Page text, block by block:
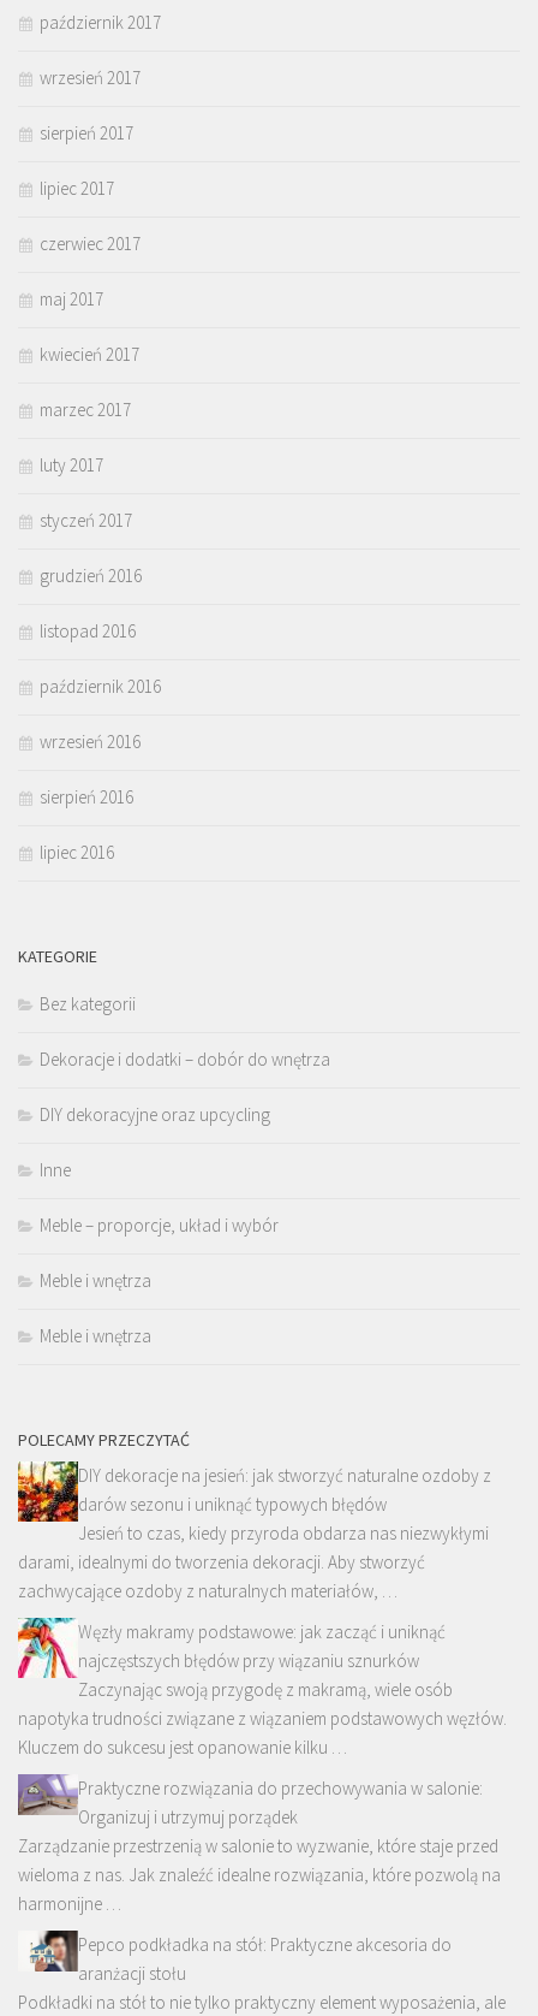
październik 2017
wrzesień 2017
sierpień 2017
lipiec 2017
czerwiec 2017
maj 2017
kwiecień 2017
marzec 2017
luty 2017
styczeń 2017
grudzień 2016
listopad 2016
październik 2016
wrzesień 2016
sierpień 2016
lipiec 2016
KATEGORIE
Bez kategorii
Dekoracje i dodatki – dobór do wnętrza
DIY dekoracyjne oraz upcycling
Inne
Meble – proporcje, układ i wybór
Meble i wnętrza
Meble i wnętrza
POLECAMY PRZECZYTAĆ
DIY dekoracje na jesień: jak stworzyć naturalne ozdoby z
darów sezonu i uniknąć typowych błędów
Jesień to czas, kiedy przyroda obdarza nas niezwykłymi
darami, idealnymi do tworzenia dekoracji. Aby stworzyć
zachwycające ozdoby z naturalnych materiałów, …
Węzły makramy podstawowe: jak zacząć i uniknąć
najczęstszych błędów przy wiązaniu sznurków
Zaczynając swoją przygodę z makramą, wiele osób
napotyka trudności związane z wiązaniem podstawowych węzłów.
Kluczem do sukcesu jest opanowanie kilku …
Praktyczne rozwiązania do przechowywania w salonie:
Organizuj i utrzymuj porządek
Zarządzanie przestrzenią w salonie to wyzwanie, które staje przed
wieloma z nas. Jak znaleźć idealne rozwiązania, które pozwolą na
harmonijne …
Pepco podkładka na stół: Praktyczne akcesoria do
aranżacji stołu
Podkładki na stół to nie tylko praktyczny element wyposażenia, ale